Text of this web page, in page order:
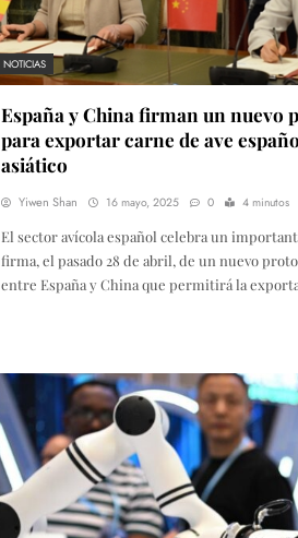
NOTICIAS
España y China firman un nuevo
para exportar carne de ave
asiático
Yiwen Shan 16 mayo, 2025 0 4 minutos
El sector avícola español celebra un
firma, el pasado 28 de abril, de un nuevo
entre España y China que permitirá la